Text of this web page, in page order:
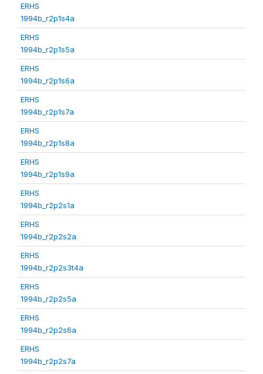
ERHS
1994b_r2p1s4a
ERHS
1994b_r2p1s5a
ERHS
1994b_r2p1s6a
ERHS
1994b_r2p1s7a
ERHS
1994b_r2p1s8a
ERHS
1994b_r2p1s9a
ERHS
1994b_r2p2s1a
ERHS
1994b_r2p2s2a
ERHS
1994b_r2p2s3t4a
ERHS
1994b_r2p2s5a
ERHS
1994b_r2p2s6a
ERHS
1994b_r2p2s7a